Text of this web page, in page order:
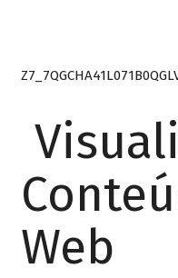
Web